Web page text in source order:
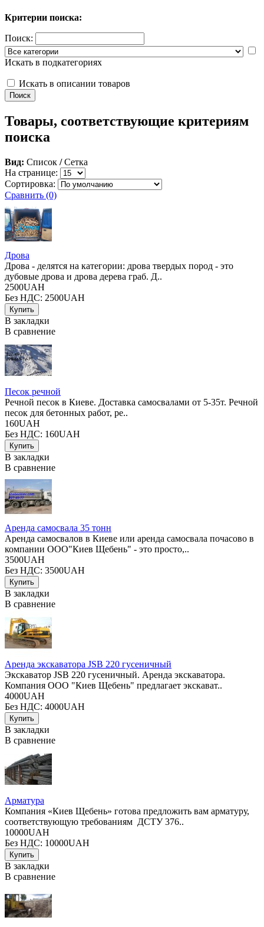
Критерии поиска:
Поиск:
Искать в подкатегориях
Искать в описании товаров
Товары, соответствующие критериям
поиска
Вид: Список / Сетка
На странице:
Сортировка:
Сравнить (0)
Дрова
Дрова - делятся на категории: дрова твердых пород - это
дубовые дрова и дрова дерева граб. Д..
2500UAH
Без НДС: 2500UAH
В закладки
В сравнение
Песок речной
Речной песок в Киеве. Доставка самосвалами от 5-35т. Речной
песок для бетонных работ, ре..
160UAH
Без НДС: 160UAH
В закладки
В сравнение
Аренда самосвала 35 тонн
Аренда самосвалов в Киеве или аренда самосвала почасово в
компании ООО"Киев Щебень" - это просто,..
3500UAH
Без НДС: 3500UAH
В закладки
В сравнение
Аренда экскаватора JSB 220 гусеничный
Экскаватор JSB 220 гусеничный. Аренда экскаватора.
Компания ООО "Киев Щебень" предлагает экскават..
4000UAH
Без НДС: 4000UAH
В закладки
В сравнение
Арматура
Компания «Киев Щебень» готова предложить вам арматуру,
соответствующую требованиям ДСТУ 376..
10000UAH
Без НДС: 10000UAH
В закладки
В сравнение